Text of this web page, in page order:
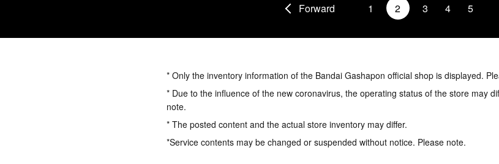
Forward 1 2 3 4 5
* Only the inventory information of the Bandai Gashapon official shop is displayed.
* Due to the influence of the new coronavirus, the operating status of the store may
note.
* The posted content and the actual store inventory may differ.
*Service contents may be changed or suspended without notice. Please note.